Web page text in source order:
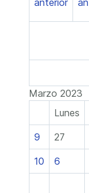
Marzo 2023
Lunes
9 27
10 6